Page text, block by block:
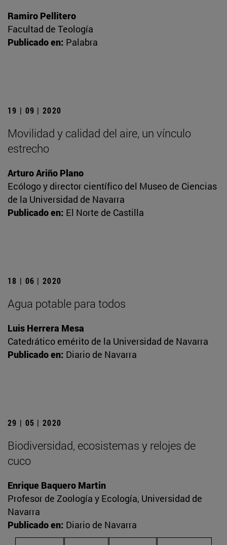
Ramiro Pellitero
Facultad de Teología
Publicado en: Palabra
19 | 09 | 2020
Movilidad y calidad del aire, un vínculo
estrecho
Arturo Ariño Plano
Ecólogo y director científico del Museo de Ciencias
de la Universidad de Navarra
Publicado en: El Norte de Castilla
18 | 06 | 2020
Agua potable para todos
Luis Herrera Mesa
Catedrático emérito de la Universidad de Navarra
Publicado en: Diario de Navarra
29 | 05 | 2020
Biodiversidad, ecosistemas y relojes de
cuco
Enrique Baquero Martin
Profesor de Zoología y Ecología, Universidad de
Navarra
Publicado en: Diario de Navarra